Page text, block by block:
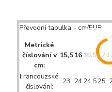
Převodní tabulka - cm/EUR
Metrické
číslování v
cm:
15,5 16 16,517
Francouzské
číslování:
23 24 24,525